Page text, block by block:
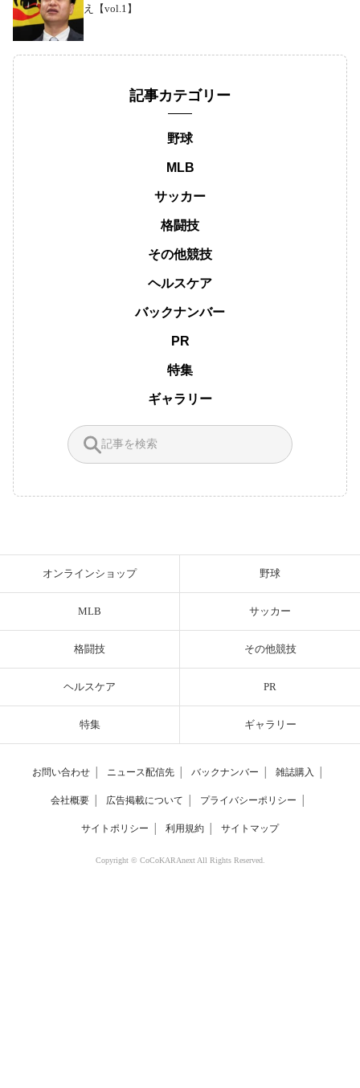
え【vol.1】
記事カテゴリー
野球
MLB
サッカー
格闘技
その他競技
ヘルスケア
バックナンバー
PR
特集
ギャラリー
オンラインショップ 野球
MLB サッカー
格闘技 その他競技
ヘルスケア PR
特集 ギャラリー
お問い合わせ ニュース配信先 バックナンバー 雑誌購入
会社概要 広告掲載について プライバシーポリシー
サイトポリシー 利用規約 サイトマップ
Copyright © CoCoKARAnext All Rights Reserved.